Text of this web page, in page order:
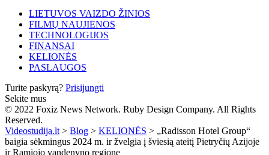
LIETUVOS VAIZDO ŽINIOS
FILMŲ NAUJIENOS
TECHNOLOGIJOS
FINANSAI
KELIONĖS
PASLAUGOS
Turite paskyrą? Prisijungti
Sekite mus
© 2022 Foxiz News Network. Ruby Design Company. All Rights
Reserved.
Videostudija.lt > Blog > KELIONĖS > „Radisson Hotel Group“
baigia sėkmingus 2024 m. ir žvelgia į šviesią ateitį Pietryčių Azijoje
ir Ramiojo vandenyno regione